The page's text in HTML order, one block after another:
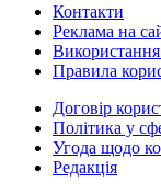
Контакти
Реклама на
Використання
Правила
Договір
Політика у
Угода щодо
Редакція